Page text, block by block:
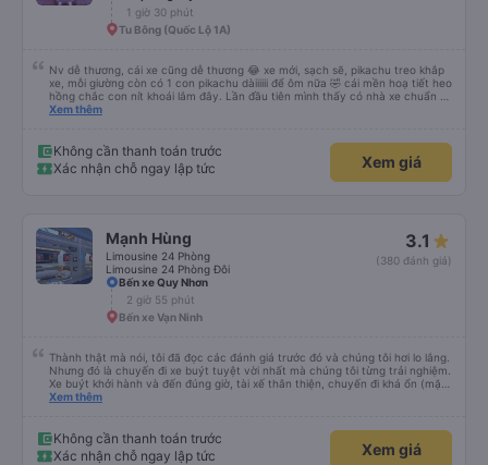
1 giờ 30 phút
Tu Bông (Quốc Lộ 1A)
Nv dễ thương, cái xe cũng dễ thương 😂 xe mới, sạch sẽ, pikachu treo khắp
xe, mỗi giường còn có 1 con pikachu dàiiiiii để ôm nữa 🤣 cái mền hoạ tiết heo
hồng chắc con nít khoái lắm đây. Lần đầu tiên mình thấy có nhà xe chuẩn bị
cả bàn chải đánh răng. Có 2 ông bà cụ lên xe còn được nv dẫn tới tận nơi để
Xem thêm
Không cần thanh toán trước
Xác nhận chỗ ngay lập tức
Xem giá
Mạnh Hùng
Limousine 24 Phòng
Limousine 24 Phòng Đôi
3.1
(380 đánh giá)
Bến xe Quy Nhơn
2 giờ 55 phút
Bến xe Vạn Ninh
Thành thật mà nói, tôi đã đọc các đánh giá trước đó và chúng tôi hơi lo lắng.
Nhưng đó là chuyến đi xe buýt tuyệt vời nhất mà chúng tôi từng trải nghiệm.
Xe buýt khởi hành và đến đúng giờ, tài xế thân thiện, chuyến đi khá ổn (mặc
dù vẫn hơi xóc, nhưng đó là đặc trưng của Việt Nam ^^), và chỗ ngồi thoải
Xem thêm
Không cần thanh toán trước
Xác nhận chỗ ngay lập tức
Xem giá